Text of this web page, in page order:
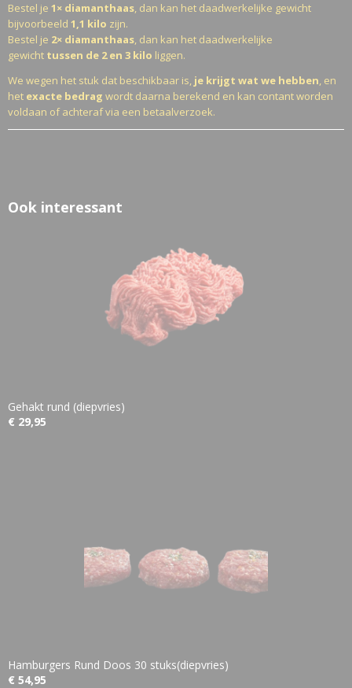
Bestel je 1× diamanthaas, dan kan het daadwerkelijke gewicht
bijvoorbeeld 1,1 kilo zijn.
Bestel je 2× diamanthaas, dan kan het daadwerkelijke
gewicht tussen de 2 en 3 kilo liggen.
We wegen het stuk dat beschikbaar is, je krijgt wat we hebben, en
het exacte bedrag wordt daarna berekend en kan contant worden
voldaan of achteraf via een betaalverzoek.
Ook interessant
Gehakt rund (diepvries)
€ 29,95
Hamburgers Rund Doos 30 stuks(diepvries)
€ 54,95